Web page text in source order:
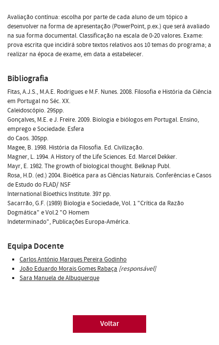
Avaliação contínua: escolha por parte de cada aluno de um tópico a
desenvolver na forma de apresentação (PowerPoint, p.ex.) que será avaliado
na sua forma documental. Classificação na escala de 0-20 valores. Exame:
prova escrita que incidirá sobre textos relativos aos 10 temas do programa; a
realizar na época de exame, em data a estabelecer.
Bibliografia
Fitas, A.J.S., M.A.E. Rodrigues e M.F. Nunes. 2008. Filosofia e História da Ciência
em Portugal no Séc. XX.
Caleidoscópio. 295pp.
Gonçalves, M.E. e J. Freire. 2009. Biologia e biólogos em Portugal. Ensino,
emprego e Sociedade. Esfera
do Caos. 305pp.
Magee, B. 1998. História da Filosofia. Ed. Civilização.
Magner, L. 1994. A History of the Life Sciences. Ed. Marcel Dekker.
Mayr, E. 1982. The growth of biological thought. Belknap Publ.
Rosa, H.D. (ed.) 2004. Bioética para as Ciências Naturais. Conferências e Casos
de Estudo do FLAD/ NSF
International Bioethics Institute. 397 pp.
Sacarrão, G.F. (1989) Biologia e Sociedade, Vol. 1 "Crítica da Razão
Dogmática" e Vol.2 "O Homem
Indeterminado", Publicações Europa-América.
Equipa Docente
Carlos António Marques Pereira Godinho
João Eduardo Morais Gomes Rabaça [responsável]
Sara Manuela de Albuquerque
Voltar